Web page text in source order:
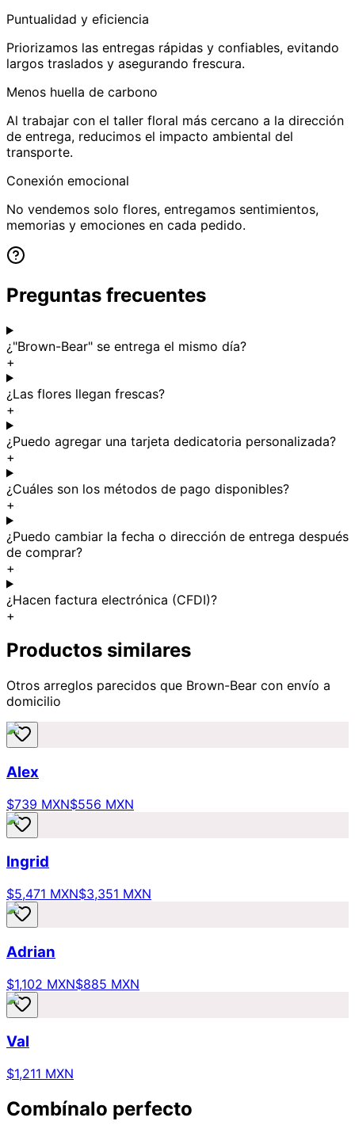
Puntualidad y eficiencia
Priorizamos las entregas rápidas y confiables, evitando
largos traslados y asegurando frescura.
Menos huella de carbono
Al trabajar con el taller floral más cercano a la dirección
de entrega, reducimos el impacto ambiental del
transporte.
Conexión emocional
No vendemos solo flores, entregamos sentimientos,
memorias y emociones en cada pedido.
Preguntas frecuentes
¿"Brown-Bear" se entrega el mismo día?
+
¿Las flores llegan frescas?
+
¿Puedo agregar una tarjeta dedicatoria personalizada?
+
¿Cuáles son los métodos de pago disponibles?
+
¿Puedo cambiar la fecha o dirección de entrega después
de comprar?
+
¿Hacen factura electrónica (CFDI)?
+
Productos similares
Otros arreglos parecidos que Brown-Bear con envío a
domicilio
Alex
$739 MXN$556 MXN
Ingrid
$5,471 MXN$3,351 MXN
Adrian
$1,102 MXN$885 MXN
Val
$1,211 MXN
Combínalo perfecto